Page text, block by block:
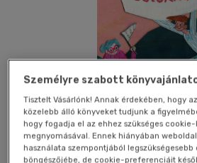
Személyre szabott
Tisztelt Vásárlónk! Annak érdekében, hogy
közelebb álló könyveket tudjunk a
hogy fogadja el az ehhez szükséges cookie-
megnyomásával. Ennek hiányában
használata szempontjából
böngészőjébe, de cookie-preferenciáit